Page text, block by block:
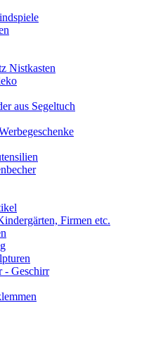
Nistkasten
aus Segeltuch
Firmen etc.
- Geschirr